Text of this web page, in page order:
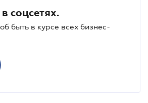
соцсетях.
быть в курсе всех бизнес-